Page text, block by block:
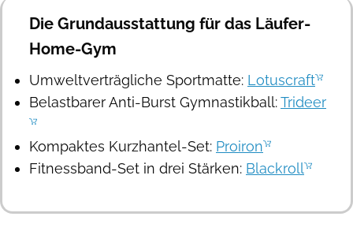
Die Grundausstattung für das Läufer-
Home-Gym
Umweltverträgliche Sportmatte: Lotuscraft
Belastbarer Anti-Burst Gymnastikball:Trideer
Kompaktes Kurzhantel-Set: Proiron
Fitnessband-Set in drei Stärken: Blackroll